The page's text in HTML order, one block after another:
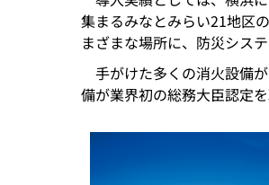
集まるみなとみらい21地区
まざまな場所に、防災シス
手がけた多くの消火設備
備が業界初の総務大臣認定を